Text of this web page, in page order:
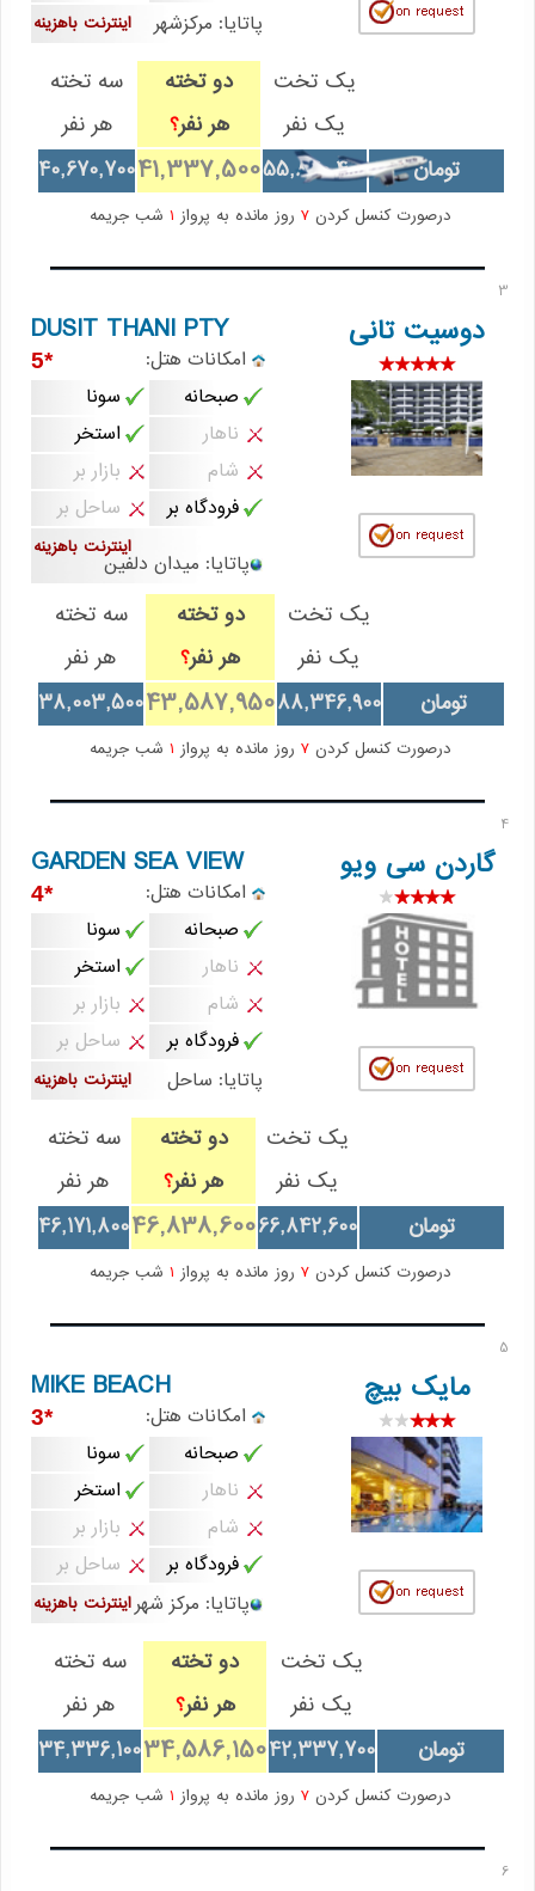
اینترنت باهزینه پاتایا: مرکزشهر
یک تخت
یک نفر
دو تخته
هر نفر؟
سه تخته
هر نفر
تومان
55,840,400
41,337,500
40,670,700
درصورت کنسل کردن 7 روز مانده به پرواز شب جریمه
3
دوسیت تانی DUSIT THANI PTY
امکانات هتل: *5
صبحانه
سونا
ناهار
استخر
شام
بازار بر
فرودگاه بر
ساحل بر
اینترنت باهزینه
پاتایا: میدان دلفین
یک تخت
یک نفر
دو تخته
هر نفر؟
سه تخته
هر نفر
تومان
88,346,900
43,587,950
38,003,500
درصورت کنسل کردن 7 روز مانده به پرواز شب جریمه
4
گاردن سی ویو GARDEN SEA VIEW
امکانات هتل: *4
صبحانه
سونا
ناهار
استخر
شام
بازار بر
فرودگاه بر
ساحل بر
اینترنت باهزینه پاتایا: ساحل
یک تخت
یک نفر
دو تخته
هر نفر؟
سه تخته
هر نفر
تومان
66,842,600
46,838,600
46,171,800
درصورت کنسل کردن 7 روز مانده به پرواز شب جریمه
5
مایک بیچ MIKE BEACH
امکانات هتل: *3
صبحانه
سونا
ناهار
استخر
شام
بازار بر
فرودگاه بر
ساحل بر
اینترنت باهزینهپاتایا: مرکز شهر
یک تخت
یک نفر
دو تخته
هر نفر؟
سه تخته
هر نفر
تومان
42,337,700
34,586,150
34,336,100
درصورت کنسل کردن 7 روز مانده به پرواز شب جریمه
6